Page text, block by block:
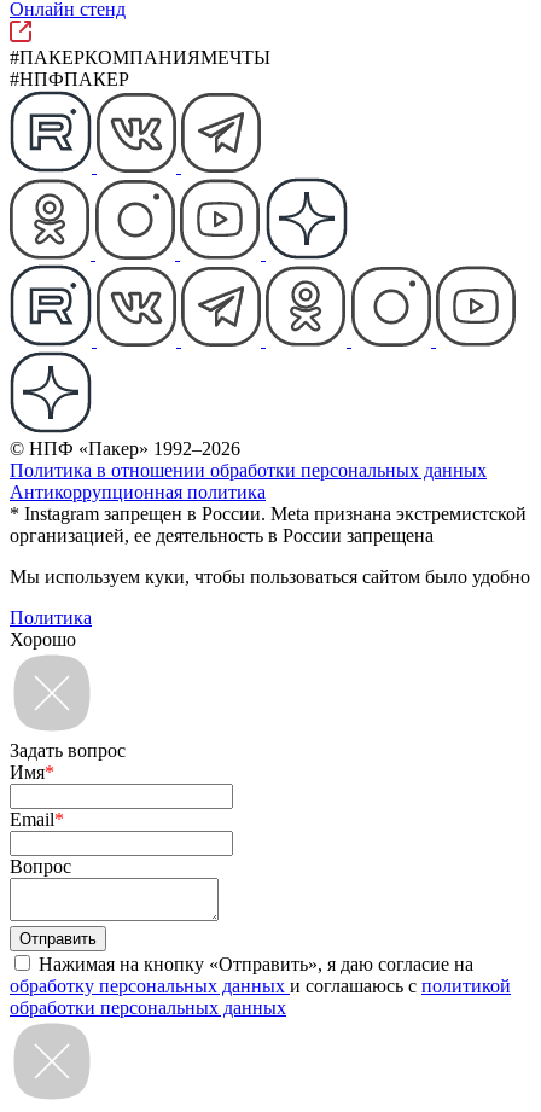
Онлайн стенд
#ПАКЕРКОМПАНИЯМЕЧТЫ
#НПФПАКЕР
© НПФ «Пакер» 1992–2026
Политика в отношении обработки персональных данных
Антикоррупционная политика
* Instagram запрещен в России. Meta признана экстремистской
организацией, ее деятельность в России запрещена
Мы используем куки, чтобы пользоваться сайтом было удобно
Политика
Хорошо
Задать вопрос
Имя*
Email*
Вопрос
Нажимая на кнопку «Отправить», я даю согласие на
обработку персональных данных и соглашаюсь с политикой
обработки персональных данных